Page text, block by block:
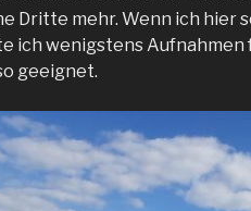
Dritte mehr. Wenn ich hier
ich wenigstens Aufnahmen
geeignet.